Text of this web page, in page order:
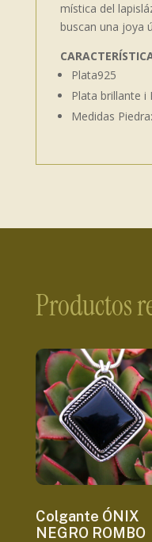
mística del
buscan una joya
Plata925
Plata brillante i
Medidas
Productos
Colgante ÓNIX
NEGRO ROMBO